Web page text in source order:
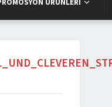
ÜRÜNLERİ